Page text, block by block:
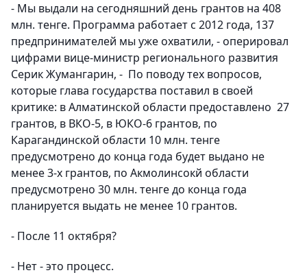
- Мы выдали на сегодняшний день грантов на 408
млн. тенге. Программа работает с 2012 года, 137
предпринимателей мы уже охватили, - оперировал
цифрами вице-министр регионального развития
Серик Жумангарин, - По поводу тех вопросов,
которые глава государства поставил в своей
критике: в Алматинской области предоставлено 27
грантов, в ВКО-5, в ЮКО-6 грантов, по
Карагандинской области 10 млн. тенге
предусмотрено до конца года будет выдано не
менее 3-х грантов, по Акмолинсокй области
предусмотрено 30 млн. тенге до конца года
планируется выдать не менее 10 грантов.
- После 11 октября?
- Нет - это процесс.